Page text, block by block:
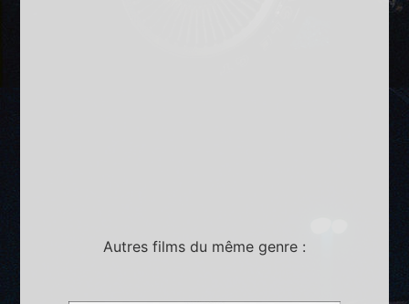
Autres films du même genre :